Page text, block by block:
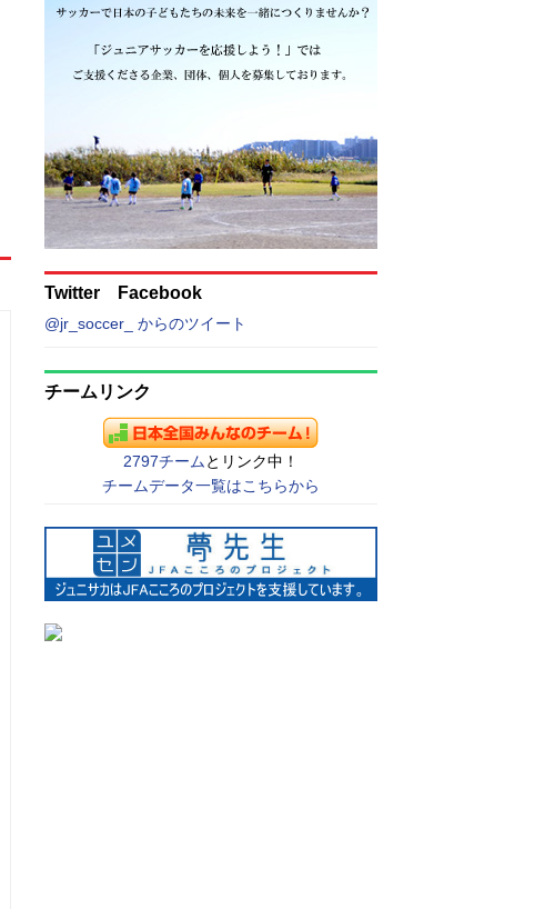
Twitter Facebook
@jr_soccer_ からのツイート
チームリンク
2797チーム とリンク中！
チームデータ一覧はこちらから